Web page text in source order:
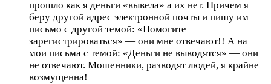
прошло как я деньги «вывела» а их нет. Причем я
беру другой адрес электронной почты и пишу им
письмо с другой темой: «Помогите
зарегистрироваться» — они мне отвечают!! А на
мои письма с темой: «Деньги не выводятся» — они
не отвечают. Мошенники, разводят людей, я крайне
возмущенна!